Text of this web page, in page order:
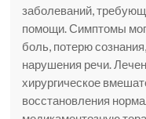
заболеваний,
помощи. Симптомы
боль, потерю
нарушения речи.
хирургическое
восстановления